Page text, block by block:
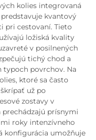
kolies integrovaná
kvantový
pri cestovaní. Tieto
ložiská kvality
v posilnených
tichý chod a
povrchov. Na
ktoré sa často
už po
zostavy v
prechádzajú prísnymi
roky intenzívneho
konfigurácia umožňuje